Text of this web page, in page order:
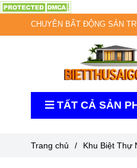
CHUYÊN BẤT ĐỘNG SẢN
TẤT CẢ SẢN
Trang chủ / Khu Biệt Thự